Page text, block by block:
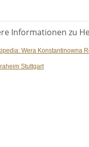
Informationen zu
Wera Konstantinowna
Stuttgart